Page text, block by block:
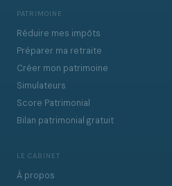
PATRIMOINE
Réduire mes impôts
Préparer ma retraite
Créer mon patrimoine
Simulateurs
Score Patrimonial
Bilan patrimonial gratuit
LE CABINET
À propos